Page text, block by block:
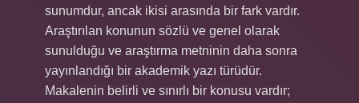
sunumdur, ancak ikisi arasında bir fark vardır.
Araştırılan konunun sözlü ve genel olarak
sunulduğu ve araştırma metninin daha sonra
yayınlandığı bir akademik yazı türüdür.
Makalenin belirli ve sınırlı bir konusu vardır;